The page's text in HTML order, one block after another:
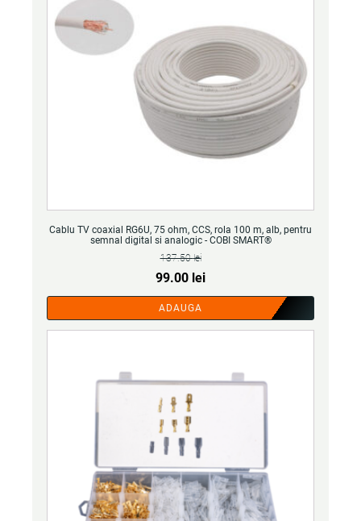
Cablu TV coaxial RG6U, 75 ohm, CCS, rola 100 m, alb, pentru
semnal digital si analogic - COBI SMART®
137.50lei
Prețul
inițial
a
99.00 leiPrețul
curent
este:
ADAUGA